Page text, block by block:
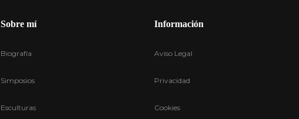
Sobre mí
Biografía
Simposios
Esculturas
Información
Aviso Legal
Privacidad
Cookies